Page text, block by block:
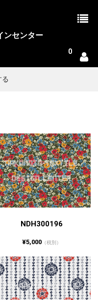
ンセンター
0
る
NDH300196
¥5,000（税別）